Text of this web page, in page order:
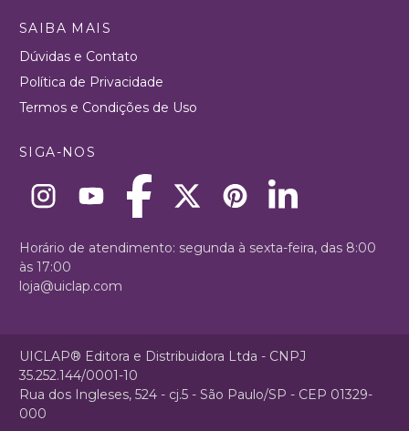
SAIBA MAIS
Dúvidas e Contato
Política de Privacidade
Termos e Condições de Uso
SIGA-NOS
Horário de atendimento: segunda à sexta-feira, das 8:00
às 17:00
loja@uiclap.com
UICLAP® Editora e Distribuidora Ltda - CNPJ
35.252.144/0001-10
Rua dos Ingleses, 524 - cj.5 - São Paulo/SP - CEP 01329-
000